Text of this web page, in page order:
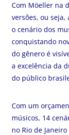
Com Möeller na
versões, ou
o cenário dos
conquistando
do gênero é
a excelência da
do público
Com um
músicos, 14
no Rio de